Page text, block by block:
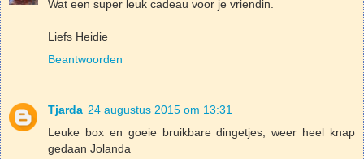
Wat een super leuk cadeau voor je vriendin.
Liefs Heidie
Beantwoorden
Tjarda 24 augustus 2015 om 13:31
Leuke box en goeie bruikbare dingetjes, weer heel knap
gedaan Jolanda